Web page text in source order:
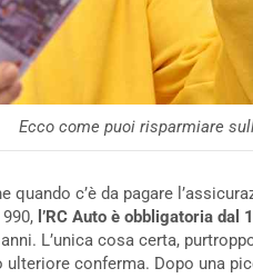
Ecco come puoi risparmiare
quando c’è da pagare
l’RC Auto è obbligatoria dal
L’unica cosa certa,
conferma. Dopo una